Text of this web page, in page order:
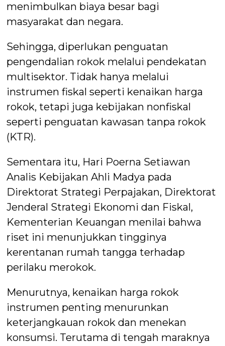
menimbulkan biaya besar bagi
masyarakat dan negara.
Sehingga, diperlukan penguatan
pengendalian rokok melalui pendekatan
multisektor. Tidak hanya melalui
instrumen fiskal seperti kenaikan harga
rokok, tetapi juga kebijakan nonfiskal
seperti penguatan kawasan tanpa rokok
(KTR).
Sementara itu, Hari Poerna Setiawan
Analis Kebijakan Ahli Madya pada
Direktorat Strategi Perpajakan, Direktorat
Jenderal Strategi Ekonomi dan Fiskal,
Kementerian Keuangan menilai bahwa
riset ini menunjukkan tingginya
kerentanan rumah tangga terhadap
perilaku merokok.
Menurutnya, kenaikan harga rokok
instrumen penting menurunkan
keterjangkauan rokok dan menekan
konsumsi. Terutama di tengah maraknya